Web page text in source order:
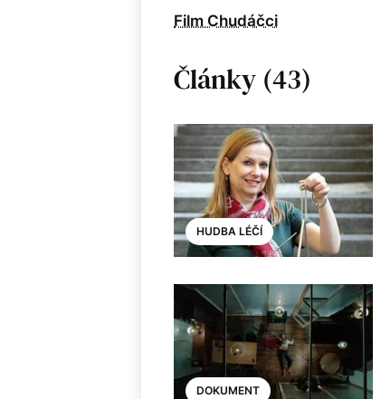
Film Chudáčci
Články (43)
HUDBA LÉČÍ
DOKUMENT